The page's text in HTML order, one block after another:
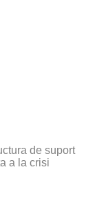
de suport
a la crisi